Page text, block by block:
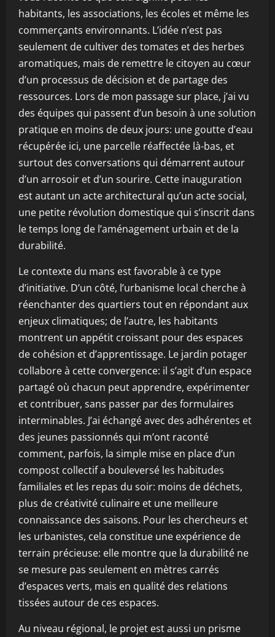
habitants, les associations, les écoles et même les
commerçants environnants. L’idée n’est pas
seulement de cultiver des tomates et des herbes
aromatiques, mais de remettre le citoyen au cœur
d’un processus de décision et de partage des
ressources. Lors de mon passage sur place, j’ai vu
des équipes qui passent d’un besoin à une solution
pratique en moins de deux jours: une goutte d’eau
récupérée ici, une parcelle réaffectée là-bas, et
surtout des conversations qui démarrent autour
d’un arrosoir et d’un sourire. Cette inauguration
est autant un acte architectural qu’un acte social,
une petite révolution domestique qui s’inscrit dans
le temps long de l’aménagement urbain et de la
durabilité.
Le contexte du mans est favorable à ce type
d’initiative. D’un côté, l’urbanisme local cherche à
réenchanter des quartiers tout en répondant aux
enjeux climatiques; de l’autre, les habitants
montrent un appétit croissant pour des espaces
de cohésion et d’apprentissage. Le jardin potager
collabore à cette convergence: il s’agit d’un espace
partagé où chacun peut apprendre, expérimenter
et contribuer, sans passer par des formulaires
interminables. J’ai échangé avec des adhérentes et
des jeunes passionnés qui m’ont raconté
comment, parfois, la simple mise en place d’un
compost collectif a bouleversé les habitudes
familiales et les repas du soir: moins de déchets,
plus de créativité culinaire et une meilleure
connaissance des saisons. Pour les chercheurs et
les urbanistes, cela constitue une expérience de
terrain précieuse: elle montre que la durabilité ne
se mesure pas seulement en mètres carrés
d’espaces verts, mais en qualité des relations
tissées autour de ces espaces.
Au niveau régional, le projet est aussi un prisme